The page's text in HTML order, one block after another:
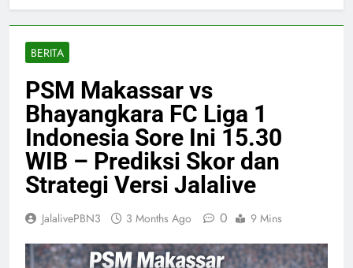
BERITA
PSM Makassar vs
Bhayangkara FC Liga 1
Indonesia Sore Ini 15.30
WIB – Prediksi Skor dan
Strategi Versi Jalalive
JalalivePBN3 3 Months Ago 0 9 Mins